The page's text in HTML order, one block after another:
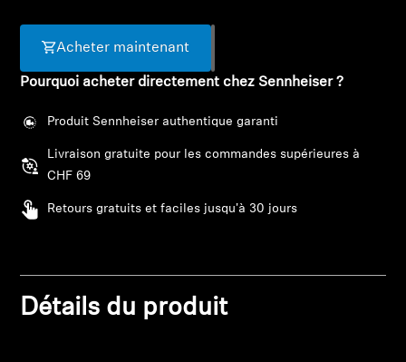
Découvrez AMBEO
Pièces et accessoires AMBEO
Explorer
À propos de nous
Sound Space
Acheter maintenant
Pourquoi acheter directement chez Sennheiser ?
Produit Sennheiser authentique garanti
Livraison gratuite pour les commandes supérieures à
CHF 69
Retours gratuits et faciles jusqu'à 30 jours
Détails du produit
Connexion requise